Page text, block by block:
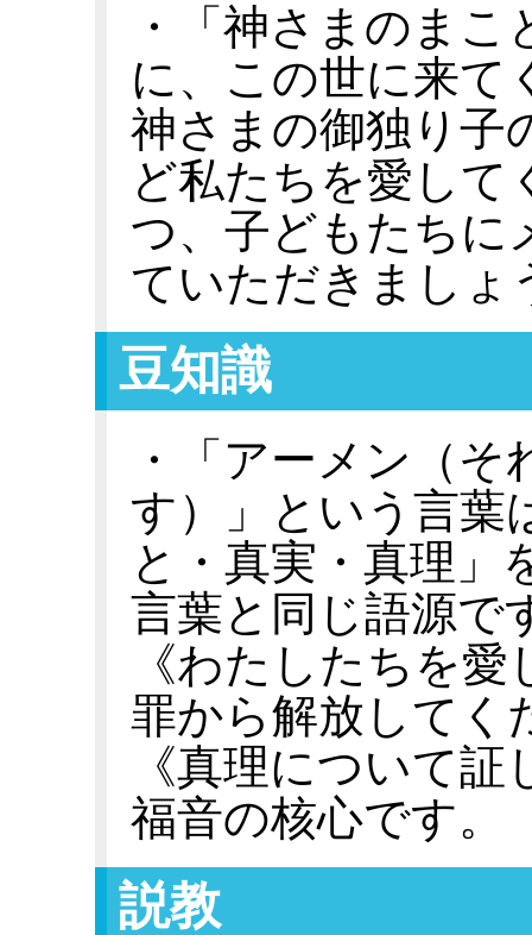
・「神さまのま
に、この世に来て
神さまの御独り子
ど私たちを愛して
つ、子どもたちに
ていただきましょ
豆知識
・「アーメン（
す）」という言葉
と・真実・真理」
言葉と同じ語源で
《わたしたちを
罪から解放してく
《真理について
福音の核心です。
説教